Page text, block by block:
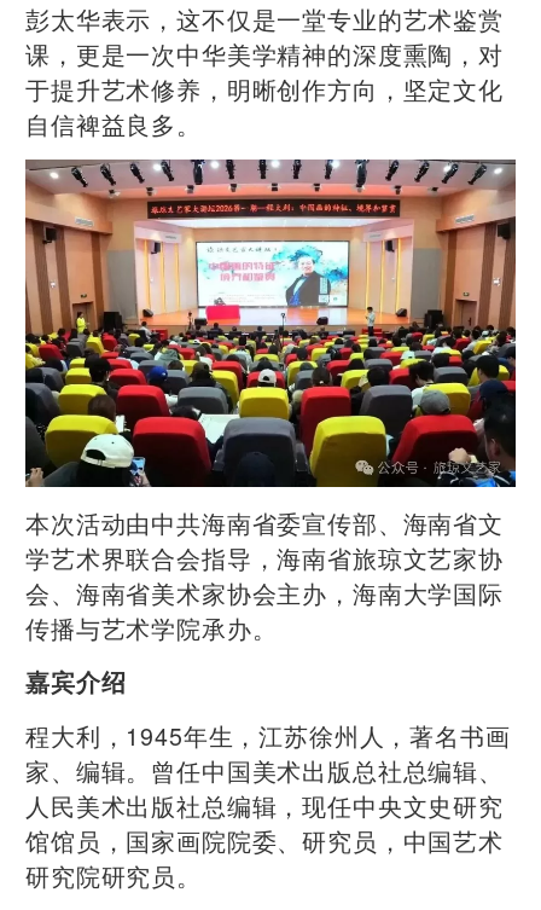
彭太华表示，这不仅是一堂专业的艺术鉴赏
课，更是一次中华美学精神的深度熏陶，对
于提升艺术修养，明晰创作方向，坚定文化
自信裨益良多。
本次活动由中共海南省委宣传部、海南省文
学艺术界联合会指导，海南省旅琼文艺家协
会、海南省美术家协会主办，海南大学国际
传播与艺术学院承办。
嘉宾介绍
程大利，1945年生，江苏徐州人，著名书画
家、编辑。曾任中国美术出版总社总编辑、
人民美术出版社总编辑，现任中央文史研究
馆馆员，国家画院院委、研究员，中国艺术
研究院研究员。